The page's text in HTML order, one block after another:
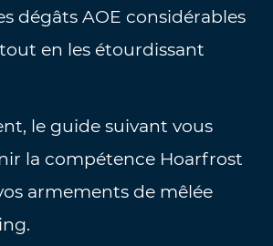
dégâts AOE considérables
en les étourdissant
le guide suivant vous
la compétence Hoarfrost
armements de mêlée